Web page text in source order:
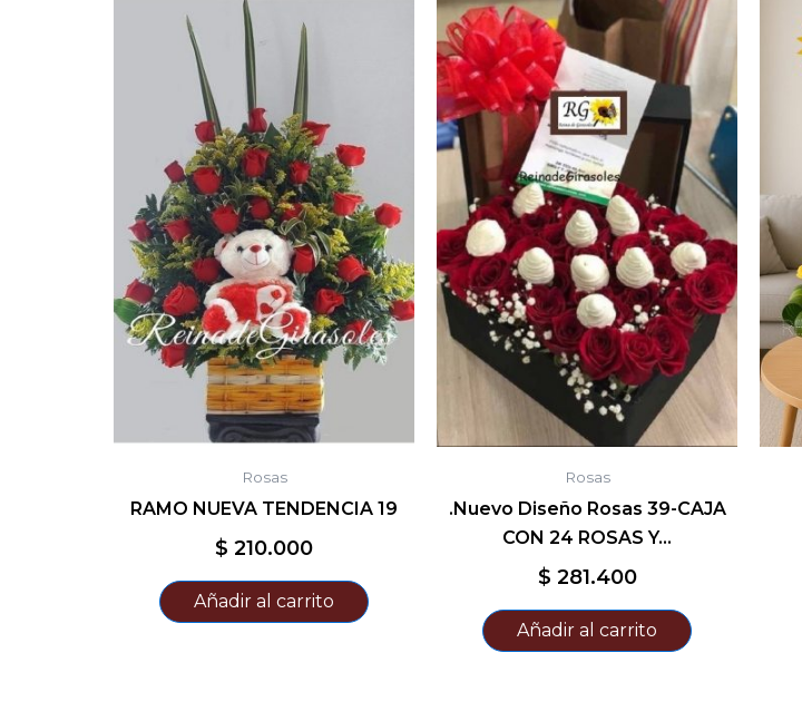
Rosas
RAMO NUEVA TENDENCIA 19
$ 210.000
Añadir al carrito
Rosas
.Nuevo Diseño Rosas 39-CAJA
CON 24 ROSAS Y…
$ 281.400
Añadir al carrito